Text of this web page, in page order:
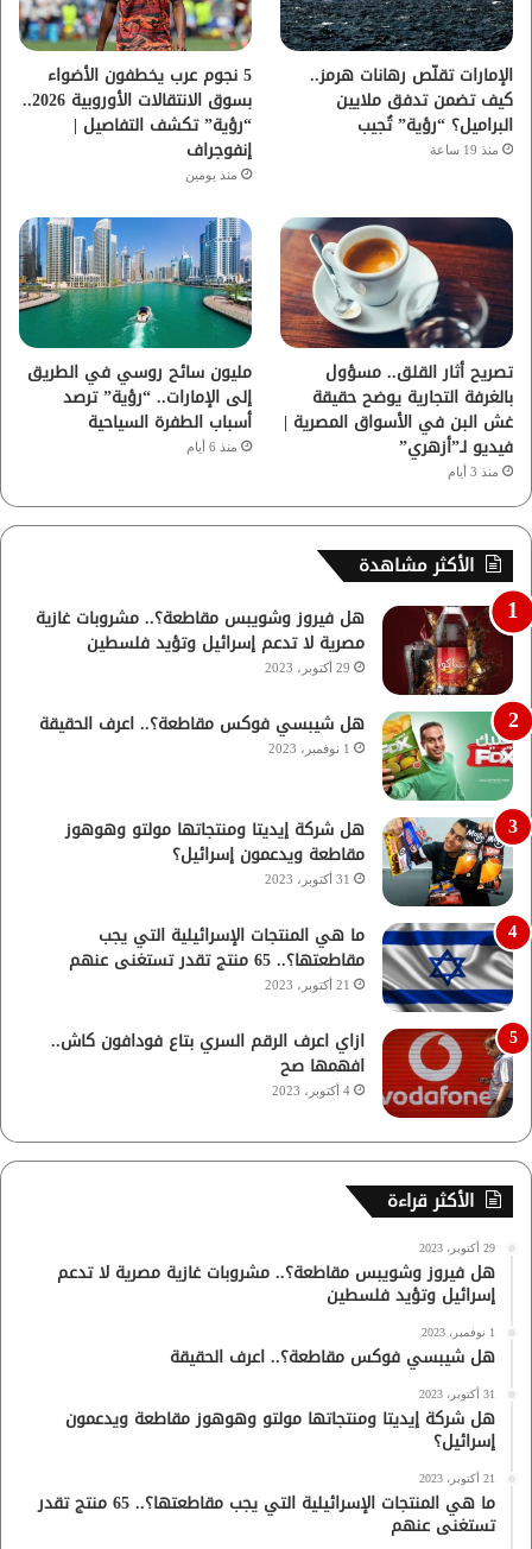
ك
ب
ر
م
الإمارات تقلّص رهانات هرمز..
كيف تضمن تدفق ملايين
البراميل؟ “رؤية” تُجيب
منذ 19 ساعة
5 نجوم عرب يخطفون الأضواء
بسوق الانتقالات الأوروبية 2026..
“رؤية” تكشف التفاصيل |
إنفوجراف
منذ يومين
تصريح أثار القلق.. مسؤول
بالغرفة التجارية يوضح حقيقة
غش البن في الأسواق المصرية |
فيديو لـ”أزهري”
منذ 3 أيام
مليون سائح روسي في الطريق
إلى الإمارات.. “رؤية” ترصد
أسباب الطفرة السياحية
منذ 6 أيام
الأكثر مشاهدة
هل فيروز وشويبس مقاطعة؟.. مشروبات غازية
مصرية لا تدعم إسرائيل وتؤيد فلسطين
29 أكتوبر، 2023
هل شيبسي فوكس مقاطعة؟.. اعرف الحقيقة
1 نوفمبر، 2023
هل شركة إيديتا ومنتجاتها مولتو وهوهوز
مقاطعة ويدعمون إسرائيل؟
31 أكتوبر، 2023
ما هي المنتجات الإسرائيلية التي يجب
مقاطعتها؟.. 65 منتج تقدر تستغنى عنهم
21 أكتوبر، 2023
ازاي اعرف الرقم السري بتاع فودافون كاش..
افهمها صح
4 أكتوبر، 2023
الأكثر قراءة
29 أكتوبر، 2023
هل فيروز وشويبس مقاطعة؟.. مشروبات غازية مصرية لا تدعم
إسرائيل وتؤيد فلسطين
1 نوفمبر، 2023
هل شيبسي فوكس مقاطعة؟.. اعرف الحقيقة
31 أكتوبر، 2023
هل شركة إيديتا ومنتجاتها مولتو وهوهوز مقاطعة ويدعمون
إسرائيل؟
21 أكتوبر، 2023
ما هي المنتجات الإسرائيلية التي يجب مقاطعتها؟.. 65 منتج تقدر
تستغنى عنهم